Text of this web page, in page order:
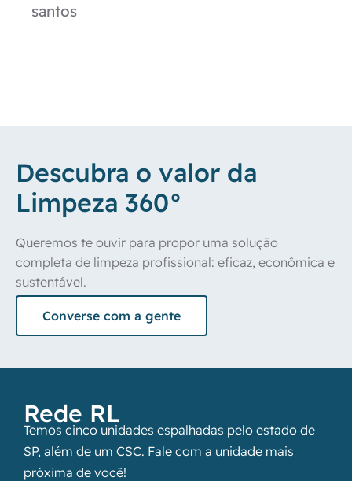
santos
Descubra o valor da
Limpeza 360°
Queremos te ouvir para propor uma solução
completa de limpeza profissional: eficaz, econômica e
sustentável.
Converse com a gente
Rede RL
Temos cinco unidades espalhadas pelo estado de
SP, além de um CSC. Fale com a unidade mais
próxima de você!